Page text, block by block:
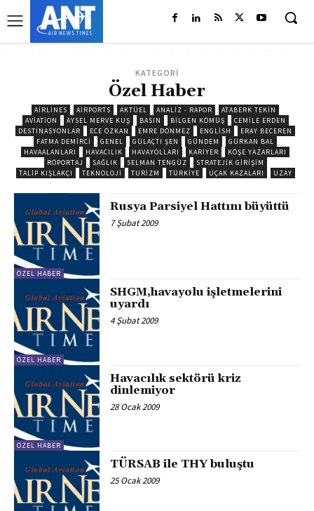
KATEGORİ
Özel Haber
AIRLINES AIRPORTS AKTÜEL ANALIZ - RAPOR
ATABERK TEKİN
AVIATION
AYSEL MERVE KUŞ BASIN BILGEN KÖMÜŞ
CEMILE ERDEN
DESTINASYONLAR
ECE ÖZKAN EMRE DÖNMEZ ENGLISH
ERAY BECEREN
FATMA DEMIRCI
GENEL GÜLAÇTI ŞEN GÜNDEM
GÜRKAN BAL
HAVAALANLARI
HAVACILIK HAVAYOLLARI KARIYER
KÖŞE YAZARLARI
RÖPORTAJ
SAĞLIK SELMAN TENGÜZ
STRATEJIK GIRIŞIM
TALIP KIŞLAKÇI
TEKNOLOJI TURIZM TÜRKIYE UÇAK KAZALARI UZAY
ÖZEL HABER
Rusya Parsiyel Hattını büyüttü
7 Şubat 2009
ÖZEL HABER
SHGM,havayolu işletmelerini
uyardı
4 Şubat 2009
ÖZEL HABER
Havacılık sektörü kriz
dinlemiyor
28 Ocak 2009
TÜRSAB ile THY buluştu
25 Ocak 2009